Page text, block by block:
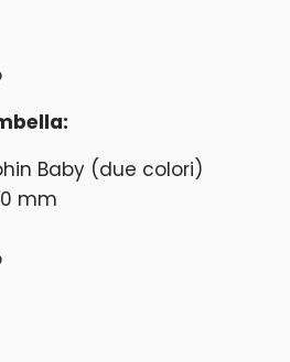
Baby (due colori)
mm